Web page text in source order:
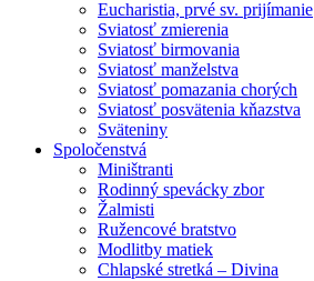
Eucharistia, prvé sv. prijímanie
Sviatosť zmierenia
Sviatosť birmovania
Sviatosť manželstva
Sviatosť pomazania chorých
Sviatosť posvätenia kňazstva
Sväteniny
Spoločenstvá
Miništranti
Rodinný spevácky zbor
Žalmisti
Ružencové bratstvo
Modlitby matiek
Chlapské stretká – Divina